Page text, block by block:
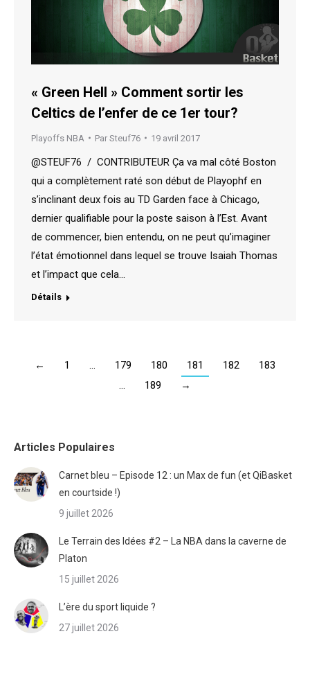
« Green Hell » Comment sortir les
Celtics de l’enfer de ce 1er tour?
Playoffs NBA Par Steuf76 19 avril 2017
@STEUF76 / CONTRIBUTEUR Ça va mal côté Boston
qui a complètement raté son début de Playophf en
s’inclinant deux fois au TD Garden face à Chicago,
dernier qualifiable pour la poste saison à l’Est. Avant
de commencer, bien entendu, on ne peut qu’imaginer
l’état émotionnel dans lequel se trouve Isaiah Thomas
et l’impact que cela…
Détails
← 1 … 179 180 181 182
183
…
189 →
Articles Populaires
Carnet bleu – Episode 12 : un Max de fun (et QiBasket
en courtside !)
9 juillet 2026
Le Terrain des Idées #2 – La NBA dans la caverne de
Platon
15 juillet 2026
L’ère du sport liquide ?
27 juillet 2026